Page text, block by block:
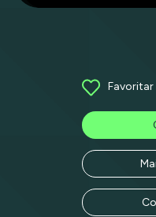
Favoritar